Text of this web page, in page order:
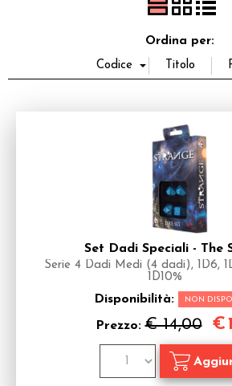
Ordina per:
Set Dadi Speciali - The
Serie 4 Dadi Medi (4 dadi), 1D6,
1D10%
Disponibilità: NON
Prezzo:€ 14,00 €